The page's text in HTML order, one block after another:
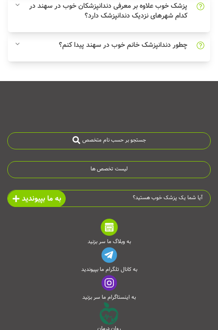
پزشک خوب علاوه بر معرفی دندانپزشکان خوب در سهند در
کدام شهرهای نزدیک دندانپزشک دارد؟
چطور دندانپزشک خانم خوب در سهند پیدا کنم؟
جستجو بر حسب نام متخصص
لیست تخصص ها
آیا شما یک پزشک خوب هستید؟ به ما بپیوندید
به وبلاگ ما سر بزنید
به کانال تلگرام ما بپیوندید
به اینستاگرام ما سر بزنید